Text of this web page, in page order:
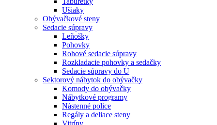
Ušiaky
Obývačkové steny
Sedacie súpravy
Leňošky
Pohovky
Rohové sedacie súpravy
Rozkladacie pohovky a sedačky
Sedacie súpravy do U
Sektorový nábytok do obývačky
Komody do obývačky
Nábytkové programy
Nástenné police
Regály a deliace steny
Vitríny